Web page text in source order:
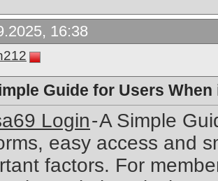
16:38
Guide for Users
Login- A Simple
easy access and
factors. For